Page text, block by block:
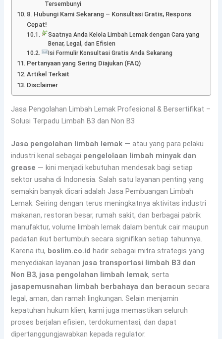
Tersembunyi
8. Hubungi Kami Sekarang – Konsultasi Gratis, Respons
Cepat!
Saatnya Anda Kelola Limbah Lemak dengan Cara yang
Benar, Legal, dan Efisien
Isi Formulir Konsultasi Gratis Anda Sekarang
Pertanyaan yang Sering Diajukan (FAQ)
Artikel Terkait
Disclaimer
Jasa Pengolahan Limbah Lemak Profesional & Bersertifikat –
Solusi Terpadu Limbah B3 dan Non B3
Jasa pengolahan limbah lemak — atau yang para pelaku
industri kenal sebagai pengelolaan limbah minyak dan
grease — kini menjadi kebutuhan mendesak bagi setiap
sektor usaha di Indonesia. Salah satu layanan penting yang
semakin banyak dicari adalah Jasa Pembuangan Limbah
Lemak. Seiring dengan terus meningkatnya aktivitas industri
makanan, restoran besar, rumah sakit, dan berbagai pabrik
manufaktur, volume limbah lemak dalam bentuk cair maupun
padatan ikut bertumbuh secara signifikan setiap tahunnya.
Karena itu, boslim.co.id hadir sebagai mitra strategis yang
menyediakan layanan jasa transportasi limbah B3 dan
Non B3, jasa pengolahan limbah lemak, serta
jasapemusnahan limbah berbahaya dan beracun secara
legal, aman, dan ramah lingkungan. Selain menjamin
kepatuhan hukum klien, kami juga memastikan seluruh
proses berjalan efisien, terdokumentasi, dan dapat
dipertanggungjawabkan kepada regulator.